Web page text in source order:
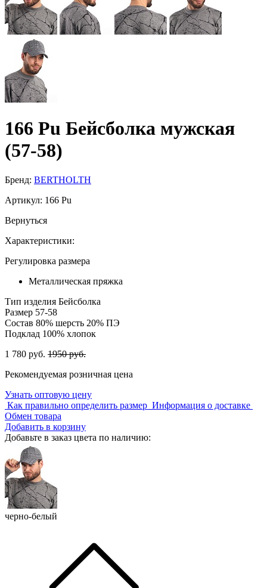
166 Pu Бейсболка мужская
(57-58)
Бренд: BERTHOLTH
Артикул: 166 Pu
Вернуться
Характеристики:
Регулировка размера
Металлическая пряжка
Тип изделия Бейсболка
Размер 57-58
Состав 80% шерсть 20% ПЭ
Подклад 100% хлопок
1 780 руб. 1950 руб.
Рекомендуемая розничная цена
Узнать оптовую цену
Как правильно определить размер Информация о доставке
Обмен товара
Добавить в корзину
Добавьте в заказ цвета по наличию:
черно-белый